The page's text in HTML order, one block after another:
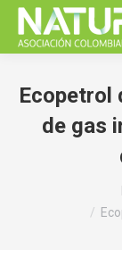
Ecopetrol
de gas